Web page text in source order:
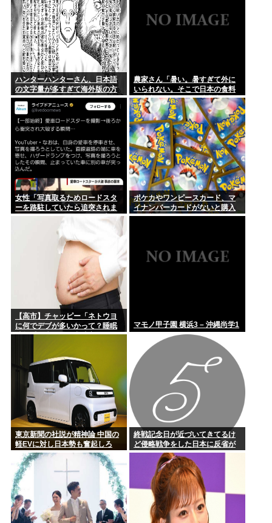
ハンターハンターさん、日本語
の文字量が多すぎて海外版の方
がいいんじゃないかと話題に
農家さん「暑い。暑すぎて外に
いられない。そこで日本の食料
を生産しています。消費者は理
解してほしい」
女性「写真取るためロードスタ
ーを路駐していたら追突されま
した」→ちんさん、なぜか大発
ポケカやワンピースカード、マ
イナンバーカードがないと購入
不可能へ
【高市】チャッピー「ネトウヨ
に何でデブが多いかって？睡眠
時無呼吸症候群で常時寝てない
がゼロになるから
マモノ甲子園 横浜3 – 沖縄尚学1
東京新聞の社説が精神論 中国の
軽EVに対し日本勢も奮起しろ
終戦記念日が近づいてきてるけ
ど侵略戦争をした日本に反省が
無いよなwww